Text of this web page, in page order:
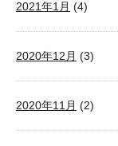
2021年1月 (4)
2020年12月 (3)
2020年11月 (2)